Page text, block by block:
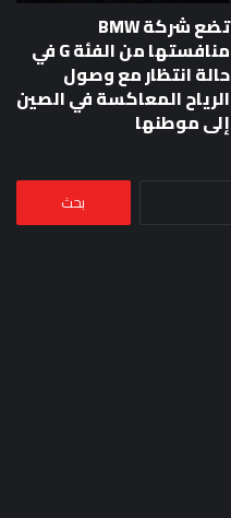
تضع شركة BMW
منافستها من الفئة G في
حالة انتظار مع وصول
الرياح المعاكسة في الصين
إلى موطنها
البحث